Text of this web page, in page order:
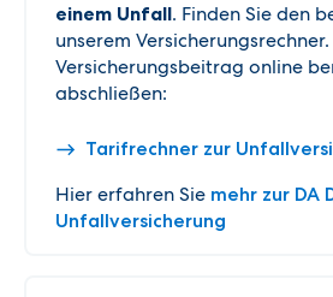
einem Unfall. Finden Sie den
unserem
Versicherungsbeitrag online
abschließen:
Tarifrechner zur
Hier erfahren Sie mehr zur DA
Unfallversicherung